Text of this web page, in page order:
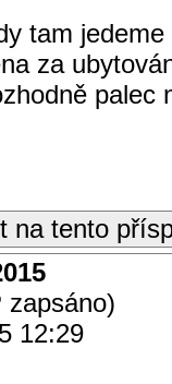
tam
za
palec
na tento
zapsáno)
12:29